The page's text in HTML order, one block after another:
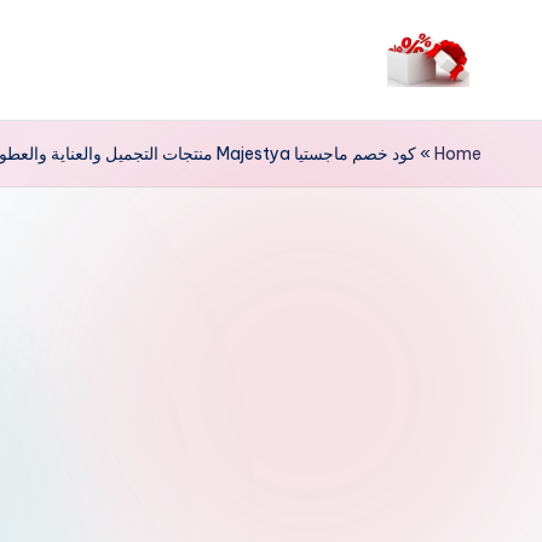
م
ر
Home
»كود خصم ماجستيا Majestya منتجات التجميل والعناية والعطور